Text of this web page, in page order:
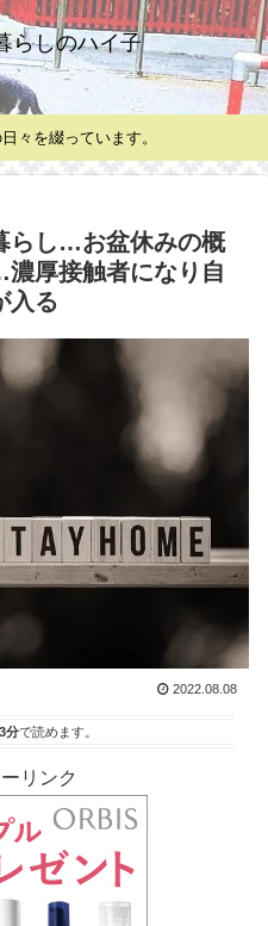
らしのハイ子
々を綴っています。
らし…お盆休みの概
厚接触者になり自
入る
2022.08.08
分で読めます。
リンク